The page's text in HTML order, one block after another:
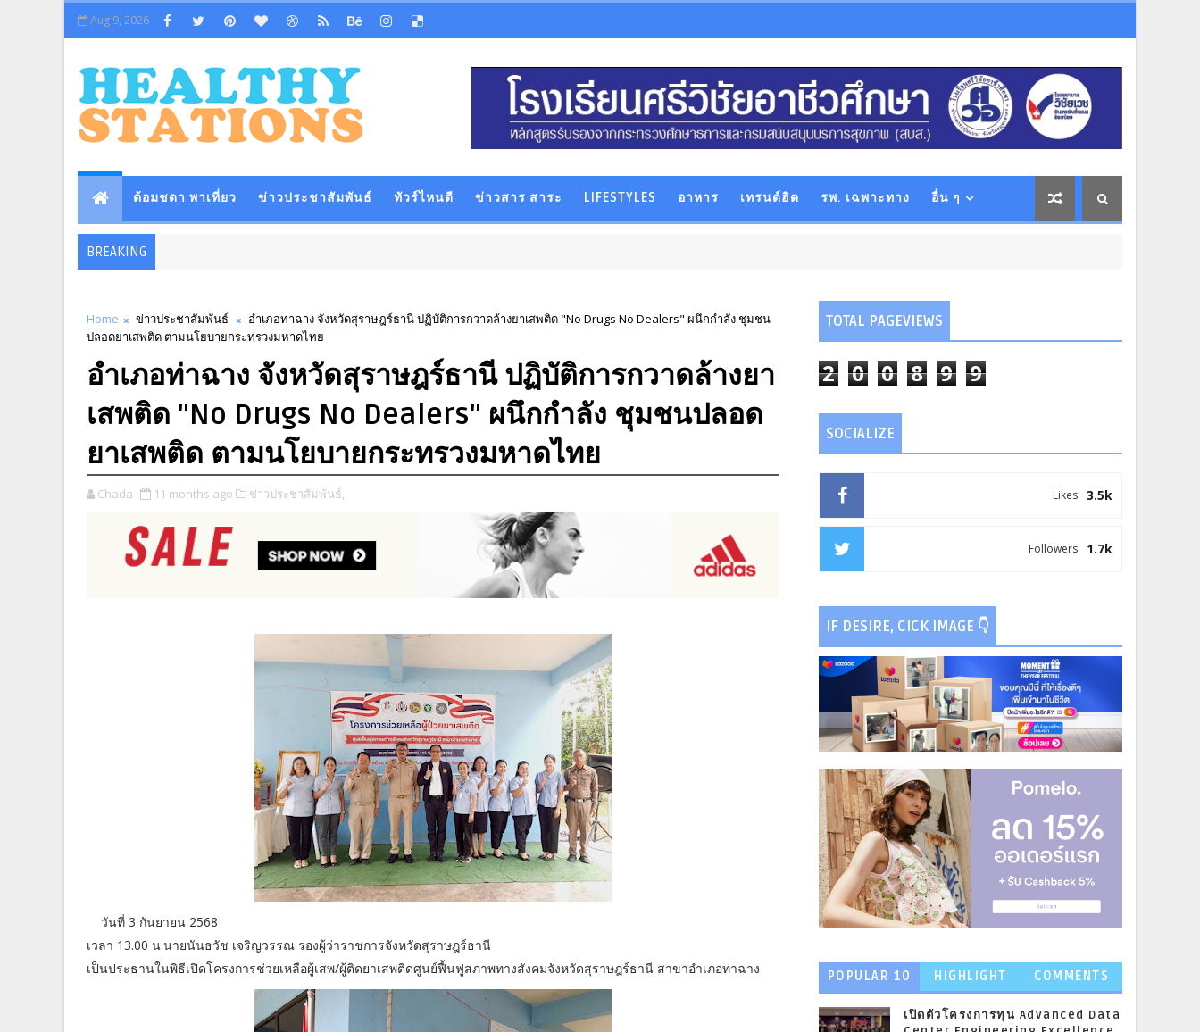
Aug 9, 2026
ต้อมชดา พาเที่ยว ข่าวประชาสัมพันธ์ ทัวร์ไหนดี ข่าวสาร สาระ LIFESTYLES อาหาร เทรนด์ฮิต รพ. เฉพาะทาง อื่น ๆ
BREAKING
Home ข่าวประชาสัมพันธ์
อำเภอท่าฉาง จังหวัดสุราษฎร์ธานี ปฏิบัติการกวาดล้างยาเสพติด "No Drugs No Dealers" ผนึกกำลัง ชุมชน
ปลอดยาเสพติด ตามนโยบายกระทรวงมหาดไทย
อำเภอท่าฉาง จังหวัดสุราษฎร์ธานี ปฏิบัติการกวาดล้างยา
เสพติด "No Drugs No Dealers" ผนึกกำลัง ชุมชนปลอด
ยาเสพติด ตามนโยบายกระทรวงมหาดไทย
Chada 11 months ago ข่าวประชาสัมพันธ์,
วันที่ 3 กันยายน 2568
เวลา 13.00 น.นายนันธวัช เจริญวรรณ รองผู้ว่าราชการจังหวัดสุราษฎร์ธานี
เป็นประธานในพิธีเปิดโครงการช่วยเหลือผู้เสพ/ผู้ติดยาเสพติดศูนย์ฟื้นฟูสภาพทางสังคมจังหวัดสุราษฎร์ธานี สาขาอำเภอท่าฉาง
TOTAL PAGEVIEWS
2 0 0 8 9 9
SOCIALIZE
3.5k
Likes
1.7k
Followers
IF DESIRE, CICK IMAGE 👇
POPULAR 10
HIGHLIGHT
COMMENTS
เปิดตัวโครงการทุน Advanced Data